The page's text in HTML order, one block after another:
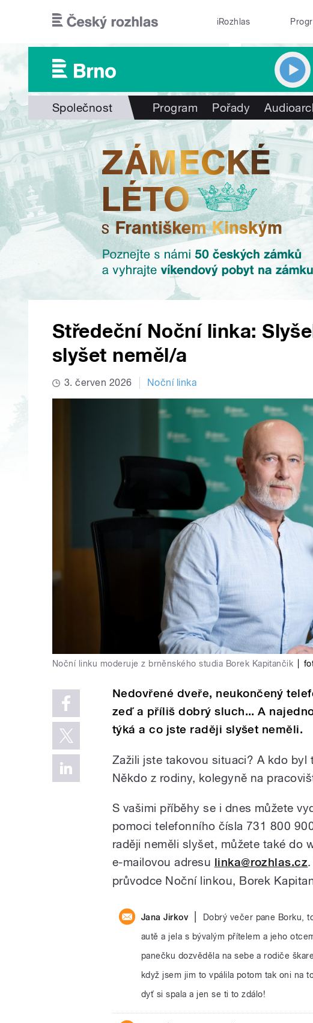
iRozhlas
Společnost Program Pořady
Středeční Noční linka:
slyšet neměl/a
3. červen 2026 Noční linka
Noční linku moderuje z brněnského studia Borek Kapitančik
Nedovřené dveře, neukončený
zeď a příliš dobrý sluch... A
týká a co jste raději slyšet neměli.
Zažili jste takovou situaci? A kdo byl
Někdo z rodiny, kolegyně na
S vašimi příběhy se i dnes můžete
pomoci telefonního čísla 731 800
raději neměli slyšet, můžete také do
e-mailovou adresu linka@rozhlas.cz
průvodce Noční linkou, Borek
Jana Jirkov
Dobrý večer pane Borku,
autě a jela s bývalým přítelem a jeho
panečku dozvěděla na sebe a rodiče
když jsem jim to vpálila potom tak oni na
dyť si spala a jen se ti to zdálo!